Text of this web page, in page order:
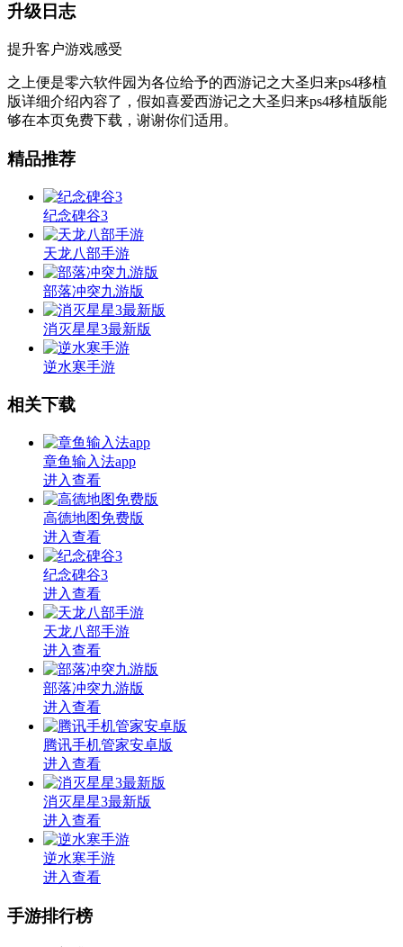
升级日志
提升客户游戏感受
之上便是零六软件园为各位给予的西游记之大圣归来ps4移植
版详细介绍內容了，假如喜爱西游记之大圣归来ps4移植版能
够在本页免费下载，谢谢你们适用。
精品推荐
纪念碑谷3
天龙八部手游
部落冲突九游版
消灭星星3最新版
逆水寒手游
相关下载
章鱼输入法app
进入查看
高德地图免费版
进入查看
纪念碑谷3
进入查看
天龙八部手游
进入查看
部落冲突九游版
进入查看
腾讯手机管家安卓版
进入查看
消灭星星3最新版
进入查看
逆水寒手游
进入查看
手游排行榜